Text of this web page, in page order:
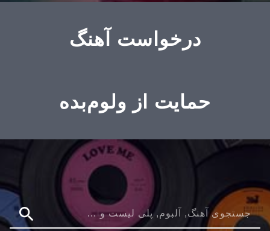
درخواست آهنگ
حمایت از ولوم‌بده
search